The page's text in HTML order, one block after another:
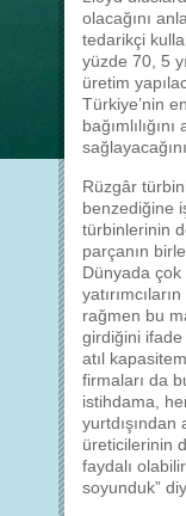
olacağını
tedarikçi
yüzde 70, 5
üretim
Türkiye’nin
Rüzgâr
benzediğine
türbinlerinin
parçanın
Dünyada
rağmen bu
girdiğini ifade
atıl
firmaları da
istihdama,
üreticilerinin
faydalı
soyunduk”